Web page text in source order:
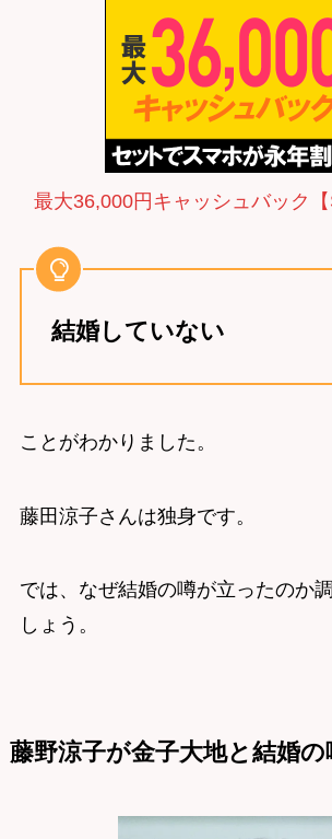
最大36,000円キャッシュバック【
結婚していない
ことがわかりました。
藤田涼子さんは独身です。
では、なぜ結婚の噂が立ったのか
しょう。
藤野涼子が金子大地と結婚の